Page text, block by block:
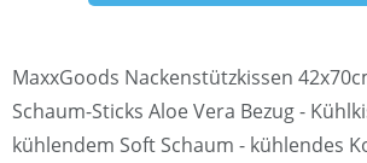
MaxxGoods Nackenstützkissen
Schaum-Sticks Aloe Vera Bezug -
kühlendem Soft Schaum - kühlendes